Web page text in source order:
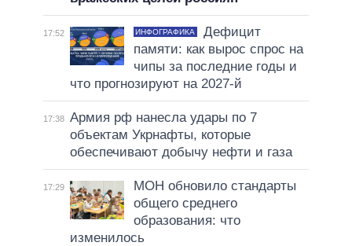
17:52 ИНФОГРАФИКА
Дефицит
памяти: как вырос спрос на
чипы за последние годы и
что прогнозируют на 2027-й
17:38 Армия рф нанесла удары по 7
объектам Укрнафты, которые
обеспечивают добычу нефти и газа
17:29
МОН обновило стандарты
общего среднего
образования: что
изменилось